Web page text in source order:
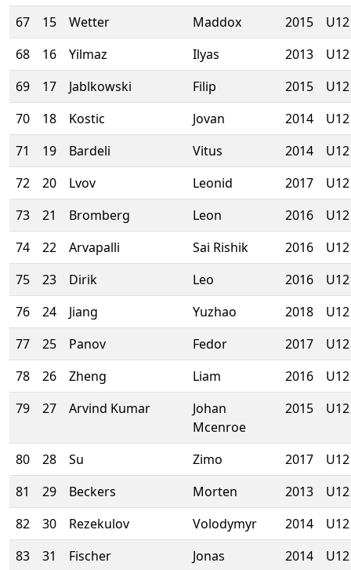
67
15 Wetter Maddox 2015
U12
68
16 Yilmaz Ilyas 2013
U12
69
17 Jablkowski Filip 2015
U12
70
18 Kostic Jovan 2014
U12
71
19 Bardeli Vitus 2014
U12
72
20 Lvov Leonid 2017
U12
73
21 Bromberg Leon 2016
U12
74
22 Arvapalli Sai Rishik 2016
U12
75
23 Dirik Leo 2016
U12
76
24 Jiang Yuzhao 2018
U12
77
25 Panov Fedor 2017
U12
78
26 Zheng Liam 2016
U12
79
27 Arvind Kumar
Johan
Mcenroe
2015 U12
80 28 Su Zimo 2017
U12
81
29 Beckers Morten 2013
U12
82
30 Rezekulov Volodymyr 2014
U12
83
31 Fischer Jonas 2014
U12